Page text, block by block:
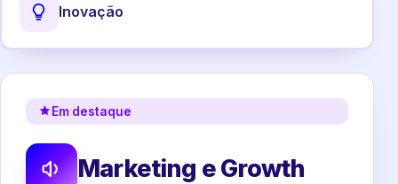
Inovação
Em destaque
Marketing e Growth